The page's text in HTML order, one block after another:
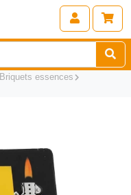
Briquets essences